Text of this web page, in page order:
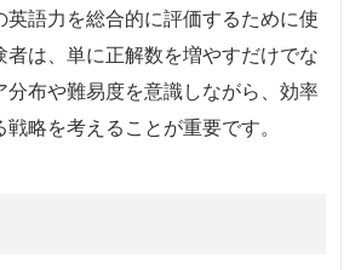
英語力を総合的に評価するために使
者は、単に正解数を増やすだけでな
分布や難易度を意識しながら、効率
略を考えることが重要です。